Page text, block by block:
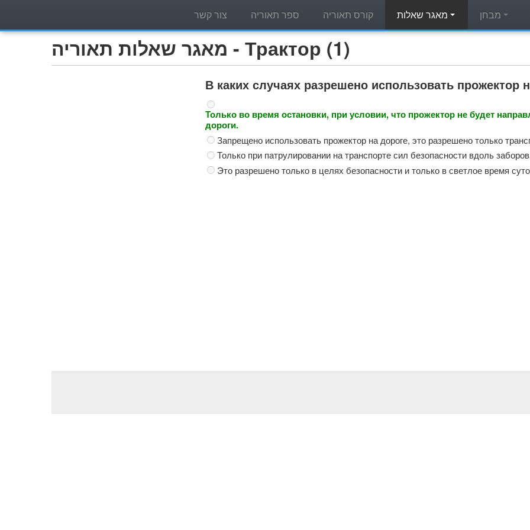
קורס תאוריה ספר תאוריה צור קשר
מאגר שאלות תאוריה - Трактор (1)
В каких случаях разрешено использовать прожектор
Только во время остановки, при условии, что прожектор не будет
дороги.
Запрещено использовать прожектор на дороге, это разрешено только
Только при патрулировании на транспорте сил безопасности вдоль
Это разрешено только в целях безопасности и только в светлое время